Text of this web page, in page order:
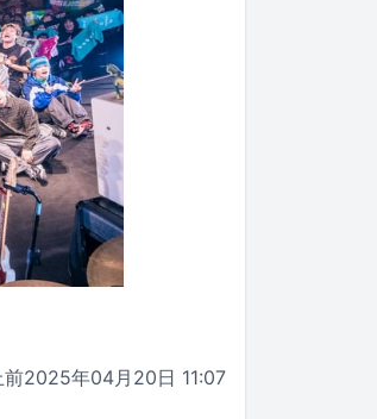
前2025年04月20日 11:07